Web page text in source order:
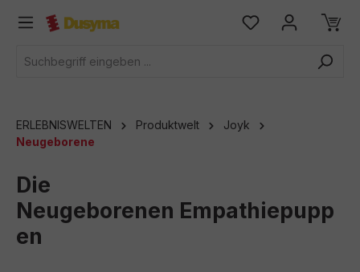
springen
ERLEBNISWELTEN Produktwelt
Joyk
Neugeborene
Die
Neugeborenen Empathiepupp
en